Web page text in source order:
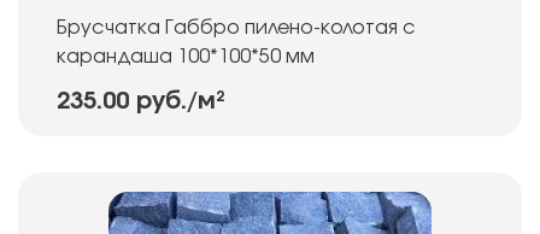
Брусчатка Габбро пилено-колотая с
карандаша 100*100*50 мм
235.00 руб./м²